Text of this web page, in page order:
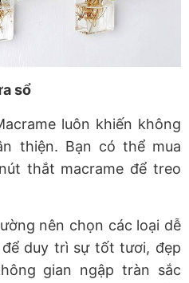
sổ
luôn khiến không
thiện. Bạn có thể mua
thắt macrame để treo
nên chọn các loại dễ
duy trì sự tốt tươi, đẹp
gian ngập tràn sắc